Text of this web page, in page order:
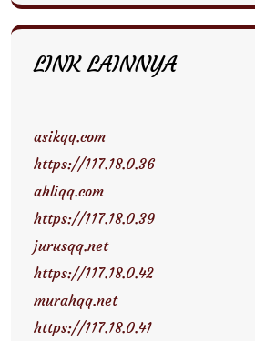
LINK LAINNYA
asikqq.com
https://117.18.0.36
ahliqq.com
https://117.18.0.39
jurusqq.net
https://117.18.0.42
murahqq.net
https://117.18.0.41